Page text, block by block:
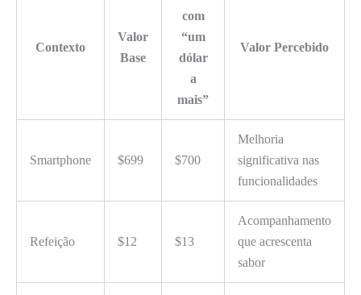
Contexto
Valor
Base
com
“um
dólar
a
mais”
Valor Percebido
Smartphone $699 $700
Melhoria
significativa nas
funcionalidades
Refeição $12 $13
Acompanhamento
que acrescenta
sabor